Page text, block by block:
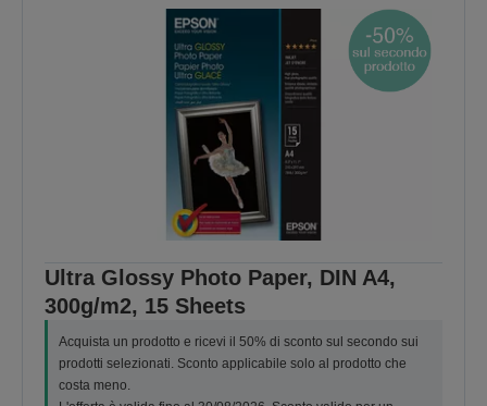
Ultra Glossy Photo Paper, DIN A4,
300g/m2, 15 Sheets
Acquista un prodotto e ricevi il 50% di sconto sul secondo sui
prodotti selezionati. Sconto applicabile solo al prodotto che
costa meno.